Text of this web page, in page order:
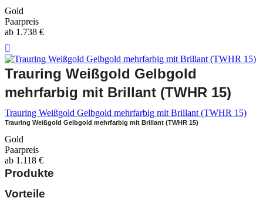
Gold
Paarpreis
ab 1.738 €
Trauring Weißgold Gelbgold
mehrfarbig mit Brillant (TWHR 15)
Trauring Weißgold Gelbgold mehrfarbig mit Brillant (TWHR 15)
Trauring Weißgold Gelbgold mehrfarbig mit Brillant (TWHR 15)
Gold
Paarpreis
ab 1.118 €
Produkte
Vorteile